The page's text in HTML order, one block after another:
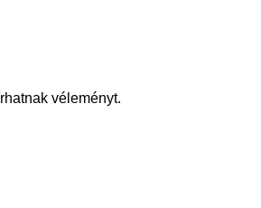
véleményt.